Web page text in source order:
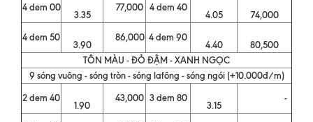
4 dem 00
3.35
77,000 4 dem 40
4.05
74,000
4 dem 50
3.90
86,000 4 dem 90
4.40
80,500
TÔN MÀU - ĐỎ ĐẬM - XANH NGỌC
9 sóng vuông - sóng tròn - sóng lafông - sóng ngói (+10.000đ/m)
2 dem 40
1.90
43,000 3 dem 80
3.15
-